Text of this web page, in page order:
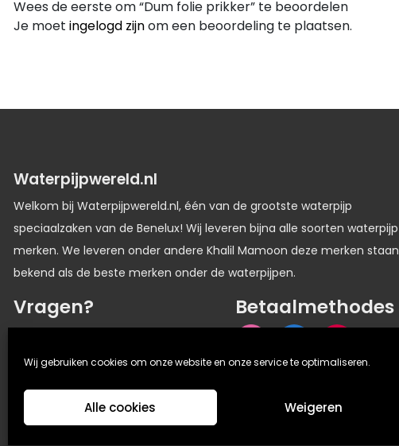
Wij gebruiken cookies om onze website en onze service te optimaliseren.
Alle cookies Weigeren
Wees de eerste om “Dum folie prikker” te beoordelen
Je moet ingelogd zijnom een beoordeling te plaatsen.
Waterpijpwereld.nl
Welkom bij Waterpijpwereld.nl, één van de grootste waterpijp
speciaalzaken van de Benelux! Wij leveren bijna alle soorten waterpijp
merken. We leveren onder andere Khalil Mamoon deze merken staan
bekend als de beste merken onder de waterpijpen.
Vragen? Betaalmethodes